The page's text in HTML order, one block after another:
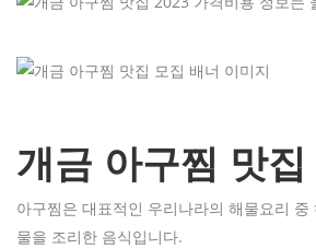
개금 아구찜 맛집
아구찜은 대표적인 우리나라의 해물요리
물을 조리한 음식입니다.